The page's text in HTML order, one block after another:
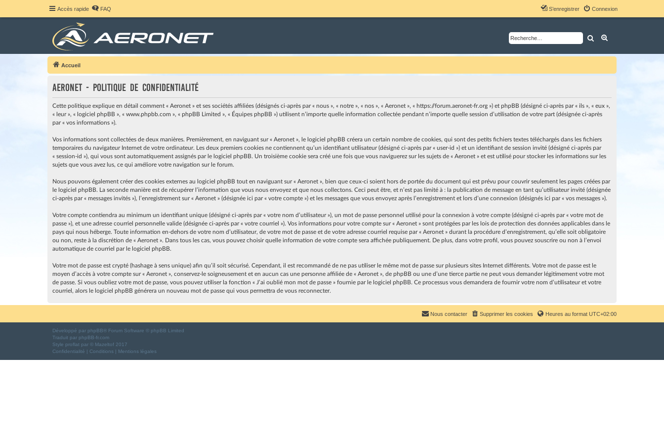
Accès rapide FAQ Connexion
S’enregistrer
Rechercher
Accueil
Aeronet - Politique de confidentialité
Cette politique explique en détail comment « Aeronet » et ses sociétés affiliées (désignés ci-après par « nous », « notre », « nos », « Aeronet », « https://forum.aeronet-fr.org ») et phpBB (désigné ci-après par « ils », « eux »,
« leur », « logiciel phpBB », « www.phpbb.com », « phpBB Limited », « Équipes phpBB ») utilisent n’importe quelle information collectée pendant n’importe quelle session d’utilisation de votre part (désignée ci-après
par « vos informations »).
Vos informations sont collectées de deux manières. Premièrement, en naviguant sur « Aeronet », le logiciel phpBB créera un certain nombre de cookies, qui sont des petits fichiers textes téléchargés dans les fichiers
temporaires du navigateur Internet de votre ordinateur. Les deux premiers cookies ne contiennent qu’un identifiant utilisateur (désigné ci-après par « user-id ») et un identifiant de session invité (désigné ci-après par
« session-id »), qui vous sont automatiquement assignés par le logiciel phpBB. Un troisième cookie sera créé une fois que vous naviguerez sur les sujets de « Aeronet » et est utilisé pour stocker les informations sur les
sujets que vous avez lus, ce qui améliore votre navigation sur le forum.
Nous pouvons également créer des cookies externes au logiciel phpBB tout en naviguant sur « Aeronet », bien que ceux-ci soient hors de portée du document qui est prévu pour couvrir seulement les pages créées par
le logiciel phpBB. La seconde manière est de récupérer l’information que vous nous envoyez et que nous collectons. Ceci peut être, et n’est pas limité à : la publication de message en tant qu’utilisateur invité (désignée
ci-après par « messages invités »), l’enregistrement sur « Aeronet » (désignée ici par « votre compte ») et les messages que vous envoyez après l’enregistrement et lors d’une connexion (désignés ici par « vos messages »).
Votre compte contiendra au minimum un identifiant unique (désigné ci-après par « votre nom d’utilisateur »), un mot de passe personnel utilisé pour la connexion à votre compte (désigné ci-après par « votre mot de
passe »), et une adresse courriel personnelle valide (désignée ci-après par « votre courriel »). Vos informations pour votre compte sur « Aeronet » sont protégées par les lois de protection des données applicables dans le
pays qui nous héberge. Toute information en-dehors de votre nom d’utilisateur, de votre mot de passe et de votre adresse courriel requise par « Aeronet » durant la procédure d’enregistrement, qu’elle soit obligatoire
ou non, reste à la discrétion de « Aeronet ». Dans tous les cas, vous pouvez choisir quelle information de votre compte sera affichée publiquement. De plus, dans votre profil, vous pouvez souscrire ou non à l’envoi
automatique de courriel par le logiciel phpBB.
Votre mot de passe est crypté (hashage à sens unique) afin qu’il soit sécurisé. Cependant, il est recommandé de ne pas utiliser le même mot de passe sur plusieurs sites Internet différents. Votre mot de passe est le
moyen d’accès à votre compte sur « Aeronet », conservez-le soigneusement et en aucun cas une personne affiliée de « Aeronet », de phpBB ou une d’une tierce partie ne peut vous demander légitimement votre mot
de passe. Si vous oubliez votre mot de passe, vous pouvez utiliser la fonction « J’ai oublié mon mot de passe » fournie par le logiciel phpBB. Ce processus vous demandera de fournir votre nom d’utilisateur et votre
courriel, alors le logiciel phpBB générera un nouveau mot de passe qui vous permettra de vous reconnecter.
Heures au format UTC+02:00
Supprimer les cookies
Nous contacter
Développé par phpBB® Forum Software © phpBB Limited
Traduit par phpBB-fr.com
Style proflat par © Mazeltof 2017
Confidentialité | Conditions | Mentions légales